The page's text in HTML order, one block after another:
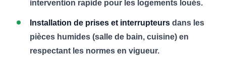
intervention rapide pour les logements loués.
Installation de prises et interrupteurs dans les
pièces humides (salle de bain, cuisine) en
respectant les normes en vigueur.